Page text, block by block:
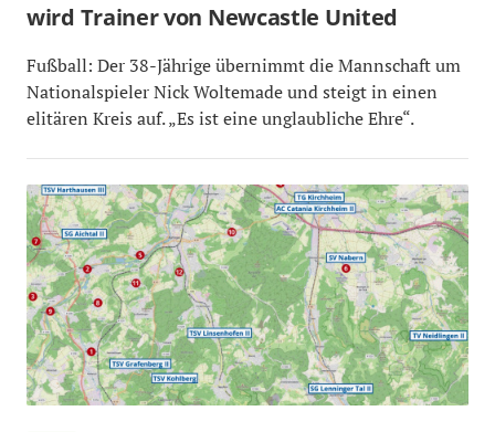
wird Trainer von Newcastle United
Fußball: Der 38-Jährige übernimmt die Mannschaft um
Nationalspieler Nick Woltemade und steigt in einen
elitären Kreis auf. „Es ist eine unglaubliche Ehre“.